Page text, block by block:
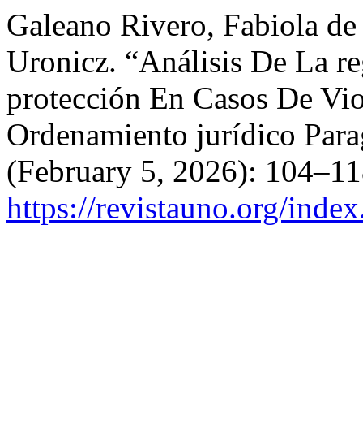
Galeano Rivero, Fabiola
Uronicz. “Análisis De La
protección En Casos De
Ordenamiento jurídico
(February 5, 2026):
https://revistauno.org/